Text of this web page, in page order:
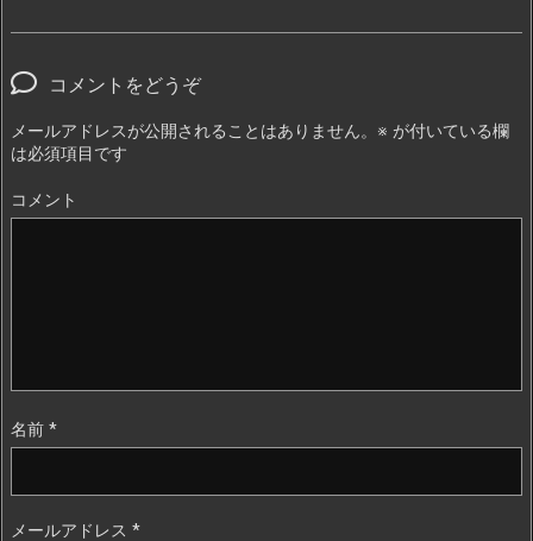
コメントをどうぞ
メールアドレスが公開されることはありません。 ※ が付いている欄
は必須項目です
コメント
名前 *
メールアドレス *